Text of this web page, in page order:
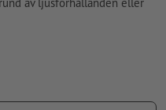
av ljusförhållanden eller